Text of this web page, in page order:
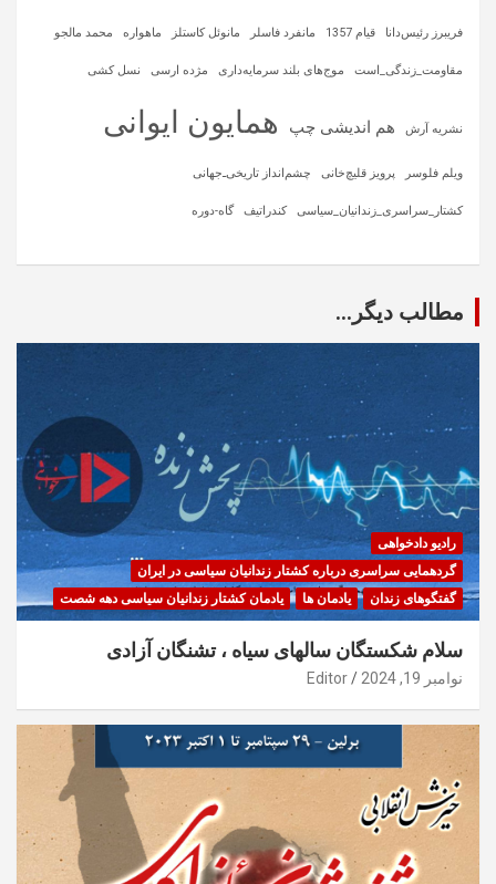
فریبرز رئیس‌دانا قیام 1357 مانفرد فاسلر مانوئل کاستلز ماهواره‌ محمد مالجو
مقاومت_زندگی_است موج‌های بلند سرمایه‌داری مژده ارسی نسل کشی
نشریه آرش هم اندیشی چپ همایون ایوانی
ویلم فلوسر پرویز قلیچ‌خانی چشم‌انداز تاریخی‌ـ‌جهانی
کشتار_سراسری_زندانیان_سیاسی کندراتیف گاه-دوره
مطالب دیگر...
رادیو دادخواهی
گردهمایی سراسری درباره کشتار زندانیان سیاسی در ایران
گفتگوهای زندان
یادمان ها یادمان کشتار زندانیان سیاسی دهه شصت
سلام شکستگان سالهای سیاه ، تشنگان آزادی
نوامبر 19, 2024 Editor